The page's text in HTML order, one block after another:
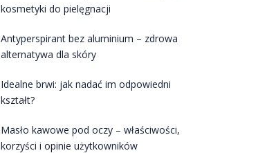
kosmetyki do pielęgnacji
Antyperspirant bez aluminium – zdrowa
alternatywa dla skóry
Idealne brwi: jak nadać im odpowiedni
kształt?
Masło kawowe pod oczy – właściwości,
korzyści i opinie użytkowników